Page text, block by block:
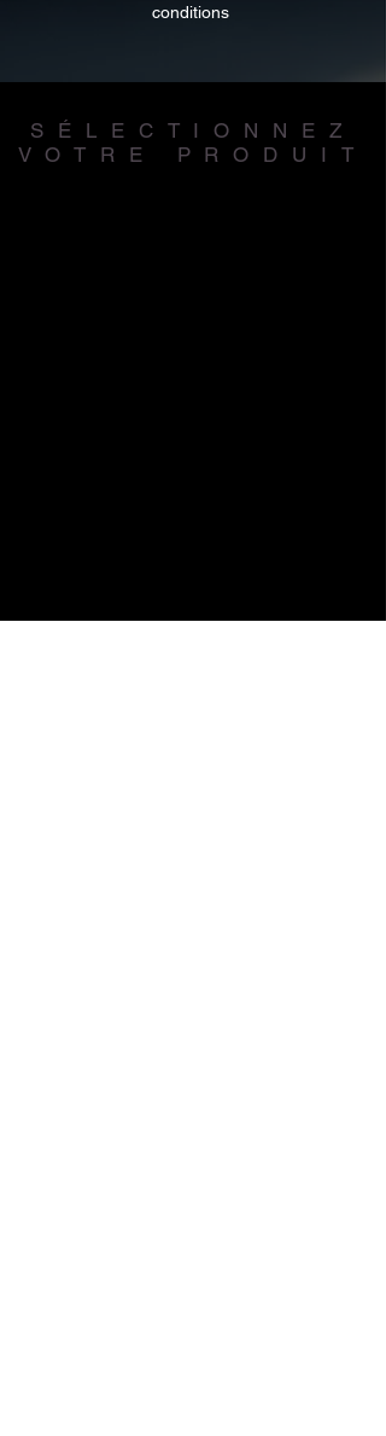
conditions
SÉLECTIONNEZ
VOTRE PRODUIT